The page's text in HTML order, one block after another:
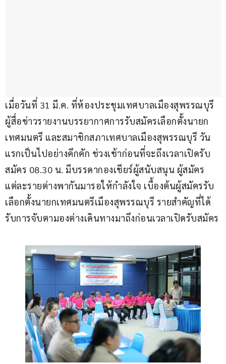
เมื่อวันที่ 31 มี.ค. ที่ห้องประชุมเทศบาลเมืองสุพรรณบุรี
ผู้สื่อข่าวรายงานบรรยากาศการรับสมัครเลือกตั้งนายก
เทศมนตรี และสมาชิกสภาเทศบาลเมืองสุพรรณบุรี วัน
แรกเป็นไปอย่างคึกคัก ช่วงเช้าก่อนที่จะถึงเวลาเปิดรับ
สมัคร 08.30 น. มีบรรดากองเชียร์ผู้สนับสนุน ผู้สมัคร
แต่ละรายต่างพากันมารอให้กำลังใจ เบื้องต้นผู้สมัครรับ
เลือกตั้งนายกเทศมนตรีเมืองสุพรรณบุรี รายสำคัญที่ได้
รับการจับตามองต่างเดินทางมาถึงก่อนเวลาเปิดรับสมัคร